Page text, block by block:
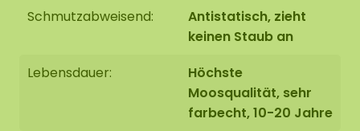
Zieht die Handschuhe an.
Tragt den Kleber auf die gewünschten Stellen
Schmutzabweisend:
Antistatisch, zieht
keinen Staub an
Lebensdauer:
Höchste
Moosqualität, sehr
farbecht, 10-20 Jahre